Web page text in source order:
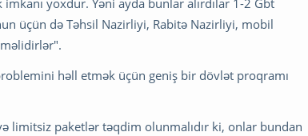
yoxdur. Yəni ayda bunlar alırdılar 1-2 Gbt
üçün də Təhsil Nazirliyi, Rabitə Nazirliyi, mobil
həll etmək üçün geniş bir dövlət proqramı
limitsiz paketlər təqdim olunmalıdır ki, onlar bundan